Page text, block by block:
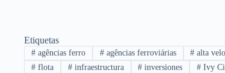
Etiquetas
#agências ferro #agências ferroviárias # alta
#flota #infraestructura # inversiones # Ivy